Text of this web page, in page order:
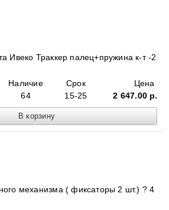
Ивеко Траккер палец+пружина к-т -2
Наличие
64
Срок
15-25
Цена
2 647.00 р.
механизма ( фиксаторы 2 шт.) ? 4